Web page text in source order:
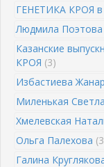
ГЕНЕТИКА КРОЯ в
Людмила Поэтова
Казанские
КРОЯ (3)
Избастиева Жанар
Миленькая
Хмелевская
Ольга Палехова
Галина